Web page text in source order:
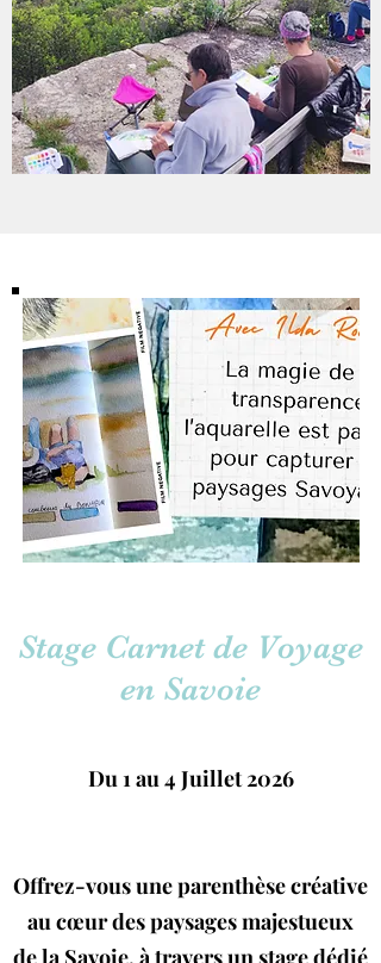
Stage Carnet de Voyage
en Savoie
Du 1 au 4 Juillet 2026
Offrez-vous une parenthèse créative
au cœur des paysages majestueux
de la Savoie, à travers un stage dédié